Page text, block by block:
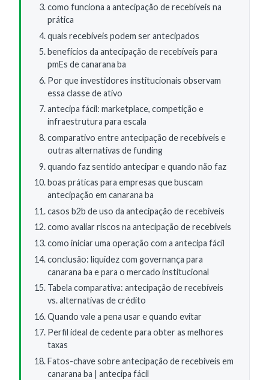
como funciona a antecipação de recebíveis na
prática
quais recebíveis podem ser antecipados
benefícios da antecipação de recebíveis para
pmEs de canarana ba
Por que investidores institucionais observam
essa classe de ativo
antecipa fácil: marketplace, competição e
infraestrutura para escala
comparativo entre antecipação de recebíveis e
outras alternativas de funding
quando faz sentido antecipar e quando não faz
boas práticas para empresas que buscam
antecipação em canarana ba
casos b2b de uso da antecipação de recebíveis
como avaliar riscos na antecipação de recebíveis
como iniciar uma operação com a antecipa fácil
conclusão: liquidez com governança para
canarana ba e para o mercado institucional
Tabela comparativa: antecipação de recebíveis
vs. alternativas de crédito
Quando vale a pena usar e quando evitar
Perfil ideal de cedente para obter as melhores
taxas
Fatos-chave sobre antecipação de recebíveis em
canarana ba | antecipa fácil